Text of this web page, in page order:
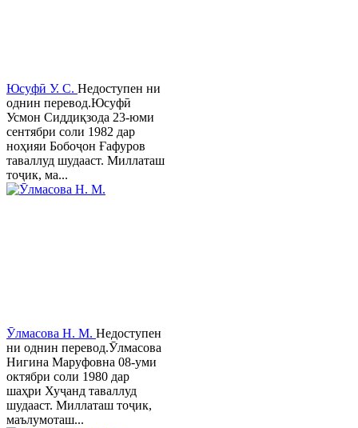
Юсуфӣ У. C. Недоступен ни
однин перевод.Юсуфӣ
Усмон Сиддиқзода 23-юми
сентябри соли 1982 дар
ноҳияи Бобоҷон Ғафуров
таваллуд шудааст. Миллаташ
тоҷик, ма...
Ӯлмасова Н. М. Недоступен
ни однин перевод.Ӯлмасова
Нигина Маруфовна 08-уми
октябри соли 1980 дар
шаҳри Хуҷанд таваллуд
шудааст. Миллаташ тоҷик,
маълумоташ...